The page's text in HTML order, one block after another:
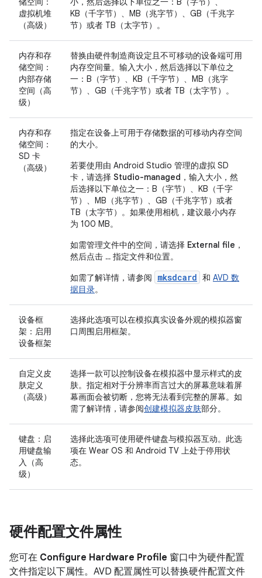
虚拟机堆
（高级）
KB（千字节）、MB（兆字节）、GB（千兆字
节）或者 TB（太字节）。
内存和存
储空间：
内部存储
空间（高
级）
替换由硬件制造商设定且不可移动的设备端可用
内存空间量。输入大小，然后选择以下单位之
一：B（字节）、KB（千字节）、MB（兆字
节）、GB（千兆字节）或者 TB（太字节）。
内存和存
储空间：
SD 卡
（高级）
指定在设备上可用于存储数据的可移动内存空间
的大小。
若要使用由 Android Studio 管理的虚拟 SD
卡，请选择 Studio-managed ，输入大小，然
后选择以下单位之一：B（字节）、KB（千字
节）、MB（兆字节）、GB（千兆字节）或者
TB（太字节）。如果使用相机，建议最小内存
为 100 MB。
如需管理文件中的空间，请选择 External file ，
然后点击 ... 指定文件和位置。
如需了解详情，请参阅
mksdcard 和 AVD 数
据目录。
设备框
架：启用
设备框架
选择此选项可以在模拟真实设备外观的模拟器窗
口周围启用框架。
自定义皮
肤定义
（高级）
选择一款可以控制设备在模拟器中显示样式的皮
肤。指定相对于分辨率而言过大的屏幕意味着屏
幕画面会被切断，您将无法看到完整的屏幕。如
需了解详情，请参阅创建模拟器皮肤部分。
键盘：启
用键盘输
入（高
级）
选择此选项可使用硬件键盘与模拟器互动。此选
项在 Wear OS 和 Android TV 上处于停用状
态。
硬件配置文件属性
您可在 Configure Hardware Profile 窗口中为硬件配置
文件指定以下属性。AVD 配置属性可以替换硬件配置文件